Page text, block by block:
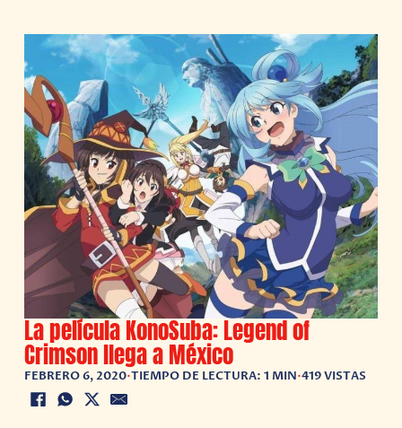
La película KonoSuba: Legend of
Crimson llega a México
FEBRERO 6, 2020•TIEMPO DE LECTURA: 1 MIN•419 VISTAS